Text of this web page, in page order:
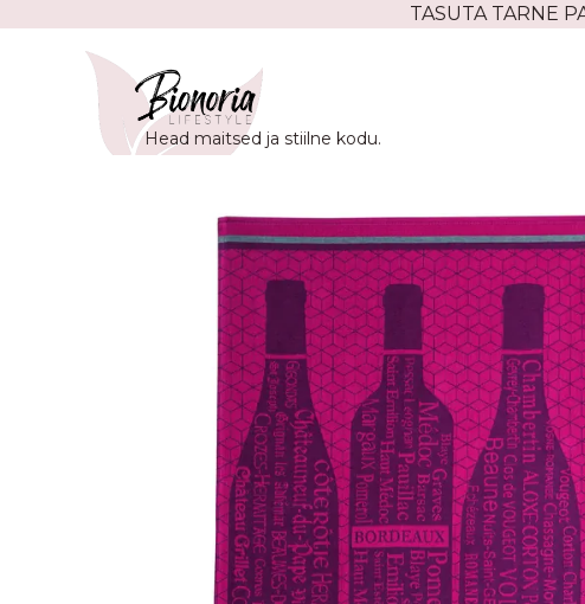
TASUTA TARNE
Head maitsed ja stiilne kodu.